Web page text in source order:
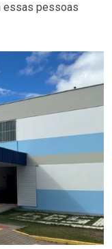
essas pessoas